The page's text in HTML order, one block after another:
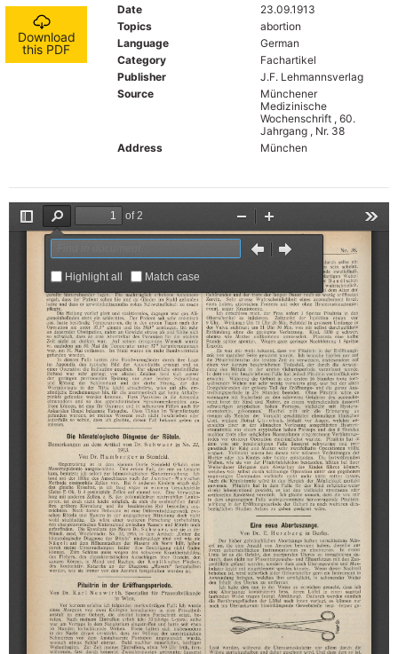
Download
this PDF
Date
23.09.1913
Topics
abortion
Language
German
Category
Fachartikel
Publisher
J.F. Lehmannsverlag
Source
Münchener
Medizinische
Wochenschrift , 60.
Jahrgang , Nr. 38
Address
München